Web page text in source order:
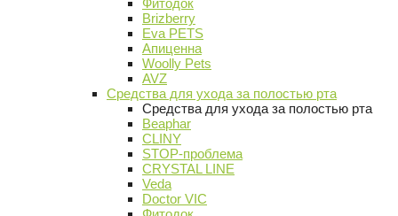
Фитодок
Brizberry
Eva PETS
Апиценна
Woolly Pets
AVZ
Средства для ухода за полостью рта
Средства для ухода за полостью рта
Beaphar
CLINY
STOP-проблема
CRYSTAL LINE
Veda
Doctor VIC